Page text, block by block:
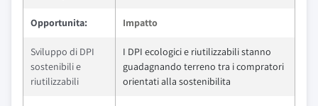
Opportunita: Impatto
Sviluppo di DPI
sostenibili e
riutilizzabili
I DPI ecologici e riutilizzabili stanno
guadagnando terreno tra i compratori
orientati alla sostenibilita